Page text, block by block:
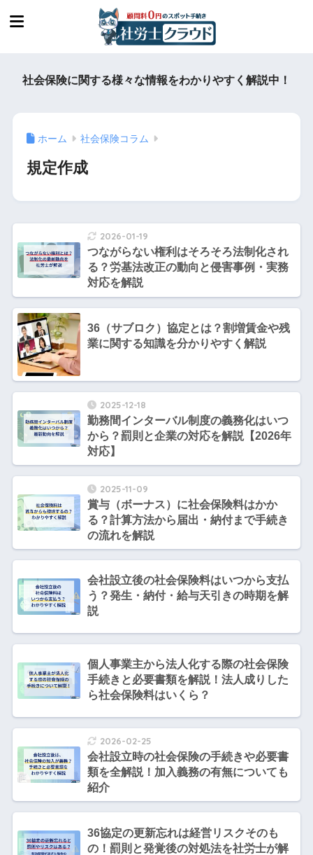
社会保険に関する様々な情報をわかりやすく解説中！
ホーム 社会保険コラム
規定作成
2026-01-19
つながらない権利はそろそろ法制化され
る？労基法改正の動向と侵害事例・実務
対応を解説
36（サブロク）協定とは？割増賃金や残
業に関する知識を分かりやすく解説
2025-12-18
勤務間インターバル制度の義務化はいつ
から？罰則と企業の対応を解説【2026年
対応】
2025-11-09
賞与（ボーナス）に社会保険料はかか
る？計算方法から届出・納付まで手続き
の流れを解説
会社設立後の社会保険料はいつから支払
う？発生・納付・給与天引きの時期を解
説
個人事業主から法人化する際の社会保険
手続きと必要書類を解説！法人成りした
ら社会保険料はいくら？
2026-02-25
会社設立時の社会保険の手続きや必要書
類を全解説！加入義務の有無についても
紹介
36協定の更新忘れは経営リスクそのも
の！罰則と発覚後の対処法を社労士が解